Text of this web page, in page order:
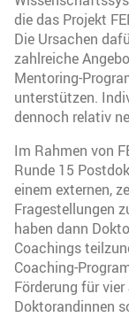
die das Projekt
Die Ursachen
zahlreiche
Mentoring-
unterstützen.
dennoch relativ
Im Rahmen von
Runde 15
einem externen,
Fragestellungen
haben dann
Coachings
Coaching-
Förderung für
Doktorandinnen